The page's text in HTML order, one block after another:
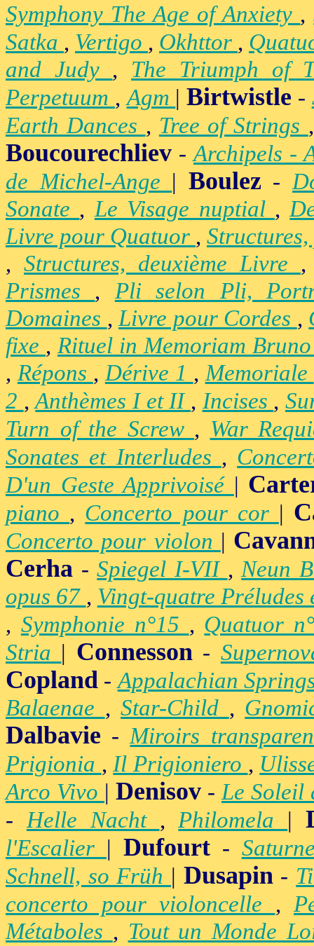
Symphony The Age of Anxiety ,
Satka , Vertigo , Okhttor ,
and Judy , The Triumph of
Perpetuum ,Agm |Birtwistle -
Earth Dances , Tree of Strings
Boucourechliev -Archipels -
de Michel-Ange | Boulez-
Sonate ,Le Visage nuptial ,
Livre pour Quatuor ,
, Structures, deuxième Livre
Prismes , Pli selon Pli,
Domaines ,Livre pour Cordes ,
fixe , Rituel in Memoriam
, Répons ,Dérive 1 ,Memoriale
2 ,Anthèmes I et II , Incises ,
Turn of the Screw , War
Sonates et Interludes ,
D'un Geste Apprivoisé |
piano , Concerto pour cor |
Concerto pour violon |
Cerha -Spiegel I-VII ,Neun
opus 67 , Vingt-quatre Préludes
, Symphonie n°15 , Quatuor
Stria | Connesson-
Copland -Appalachian
Balaenae ,Star-Child ,
Dalbavie -Miroirs
Prigionia ,Il Prigioniero ,
Arco Vivo | Denisov -Le Soleil
-Helle Nacht ,Philomela |
l'Escalier | Dufourt-
Schnell, so Früh | Dusapin-
concerto pour violoncelle ,
Métaboles , Tout un Monde